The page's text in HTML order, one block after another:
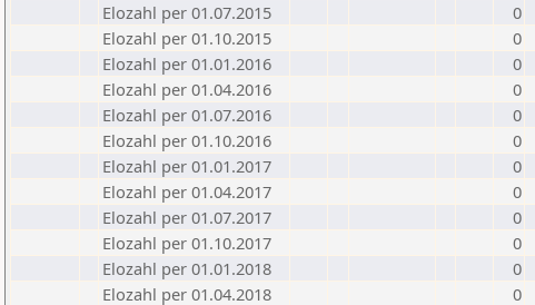
Elozahl per 01.07.2015
0
Elozahl per 01.10.2015
0
Elozahl per 01.01.2016
0
Elozahl per 01.04.2016
0
Elozahl per 01.07.2016
0
Elozahl per 01.10.2016
0
Elozahl per 01.01.2017
0
Elozahl per 01.04.2017
0
Elozahl per 01.07.2017
0
Elozahl per 01.10.2017
0
Elozahl per 01.01.2018
0
Elozahl per 01.04.2018
0